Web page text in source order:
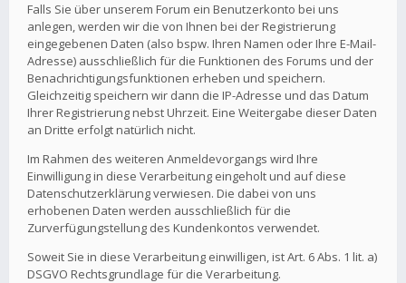
Falls Sie über unserem Forum ein Benutzerkonto bei uns
anlegen, werden wir die von Ihnen bei der Registrierung
eingegebenen Daten (also bspw. Ihren Namen oder Ihre E-Mail-
Adresse) ausschließlich für die Funktionen des Forums und der
Benachrichtigungsfunktionen erheben und speichern.
Gleichzeitig speichern wir dann die IP-Adresse und das Datum
Ihrer Registrierung nebst Uhrzeit. Eine Weitergabe dieser Daten
an Dritte erfolgt natürlich nicht.
Im Rahmen des weiteren Anmeldevorgangs wird Ihre
Einwilligung in diese Verarbeitung eingeholt und auf diese
Datenschutzerklärung verwiesen. Die dabei von uns
erhobenen Daten werden ausschließlich für die
Zurverfügungstellung des Kundenkontos verwendet.
Soweit Sie in diese Verarbeitung einwilligen, ist Art. 6 Abs. 1 lit. a)
DSGVO Rechtsgrundlage für die Verarbeitung.